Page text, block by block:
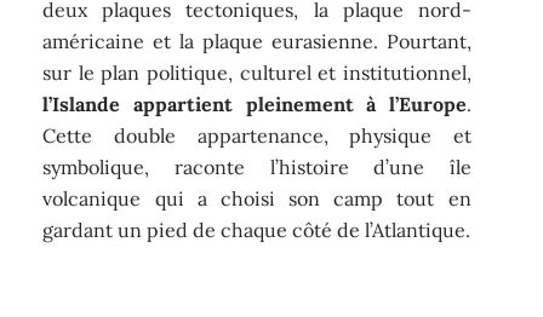
deux plaques tectoniques, la plaque nord-
américaine et la plaque eurasienne. Pourtant,
sur le plan politique, culturel et institutionnel,
l’Islande appartient pleinement à l’Europe.
Cette double appartenance, physique et
symbolique, raconte l’histoire d’une île
volcanique qui a choisi son camp tout en
gardant un pied de chaque côté de l’Atlantique.